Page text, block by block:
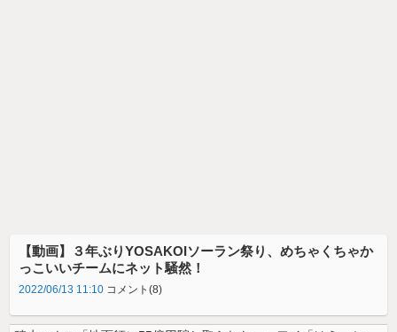
【動画】３年ぶりYOSAKOIソーラン祭り、めちゃくちゃか
っこいいチームにネット騒然！
2022/06/13 11:10 コメント(8)